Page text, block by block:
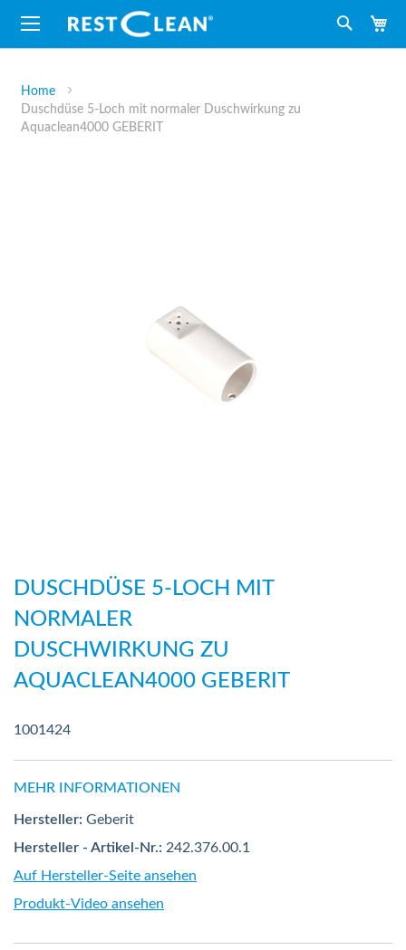
Suche
Home
Duschdüse 5-Loch mit normaler Duschwirkung zu
Aquaclean4000 GEBERIT
DUSCHDÜSE 5-LOCH MIT
NORMALER
DUSCHWIRKUNG ZU
AQUACLEAN4000 GEBERIT
1001424
MEHR INFORMATIONEN
Hersteller: Geberit
Hersteller - Artikel-Nr.: 242.376.00.1
Auf Hersteller-Seite ansehen
Produkt-Video ansehen
Anfang
Bildergalerie
springen